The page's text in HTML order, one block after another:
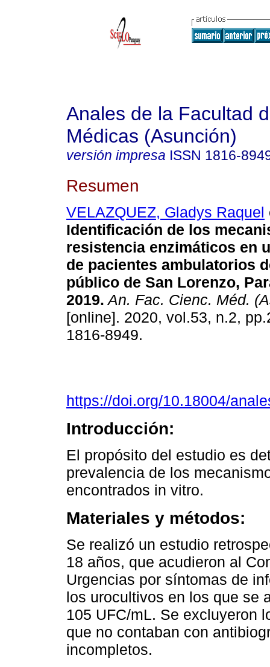
Anales de la Facultad
Médicas (Asunción)
versión impresa ISSN 1816-
Resumen
VELAZQUEZ, Gladys Raquel
Identificación de los
resistencia enzimáticos en
de pacientes ambulatorios
público de San Lorenzo,
2019. An. Fac. Cienc. Méd.
[online]. 2020, vol.53, n.2,
1816-8949.
https://doi.org/10.18004/
Introducción:
El propósito del estudio es
prevalencia de los
encontrados in vitro.
Materiales y métodos:
Se realizó un estudio
18 años, que acudieron al
Urgencias por síntomas de
los urocultivos en los que se
105 UFC/mL. Se excluyeron
que no contaban con
incompletos.